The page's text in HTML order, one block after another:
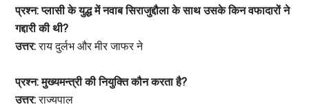
प्रश्न: प्लासी के युद्ध में नवाब सिराजुद्दौला के साथ उसके किन वफादारों ने
गद्दारी की थी?
उत्तर:राय दुर्लभ और मीर जाफर ने
प्रश्न: मुख्यमन्त्री की नियुक्ति कौन करता है?
उत्तर:राज्यपाल